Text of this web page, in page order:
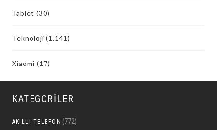
Tablet (30)
Teknoloji (1.141)
Xiaomi (17)
KATEGORILER
AKILLI TELEFON (772)